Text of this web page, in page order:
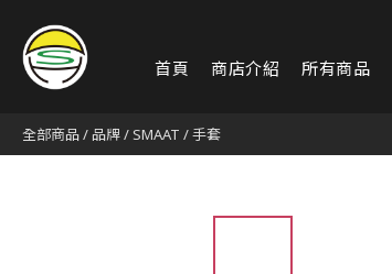
首頁 商店介紹 所有商品
全部商品/ 品牌/SMAAT /手套